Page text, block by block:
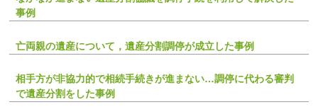
事例
亡両親の遺産について，遺産分割調停が成立した事例
相手方が非協力的で相続手続きが進まない…調停に代わる審判
で遺産分割をした事例